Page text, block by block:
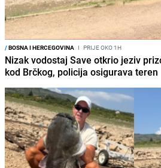
/BOSNA I HERCEGOVINA I PRIJE OKO 1H
Nizak vodostaj Save otkrio jeziv
kod Brčkog, policija osigurava teren